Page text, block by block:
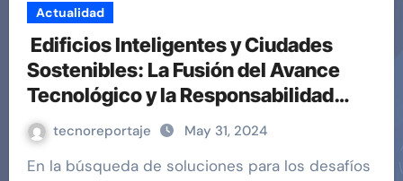
Actualidad
Edificios Inteligentes y Ciudades
Sostenibles: La Fusión del Avance
Tecnológico y la Responsabilidad
Ambiental
tecnoreportaje May 31, 2024
En la búsqueda de soluciones para los desafíos